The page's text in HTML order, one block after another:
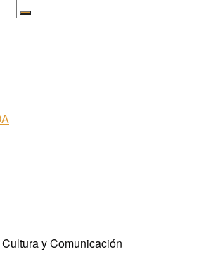
y Comunicación